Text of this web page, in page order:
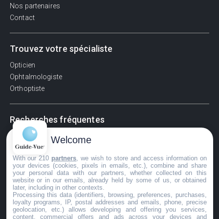
Nos partenaires
Contact
Trouvez votre spécialiste
Opticien
Ophtalmologiste
Orthoptiste
Recherches fréquentes
Pathologies adultes
Signes d'une urgence ophtalmologique
La vision
Acuité visuelle
Myosis / mydriase
Œdème oculaire
Welcome
With our 210 partners , we wish to store and access information on
your devices (cookies, pixels in emails, etc.), combine and share
your personal data with our partners, whether collected on this
website or in our emails, already held by some of us, or obtained
later, including in other contexts.
Processing this data (identifiers, browsing, preferences, purchases,
loyalty programs, IP, postal addresses and emails, phone, precise
geolocation, etc.) allows developing and offering you services,
content, commercial offers and ads across your devices and